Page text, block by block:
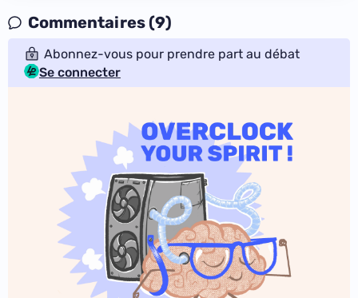
Commentaires (9)
Abonnez-vous pour prendre part au débat
Se connecter